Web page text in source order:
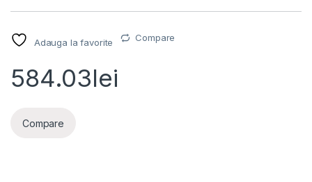
Adauga la favorite Compare
584.03lei
Compare